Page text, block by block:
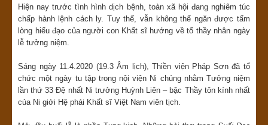
Hiện nay trước tình hình dịch bệnh, toàn xã hội đang nghiêm túc
chấp hành lệnh cách ly. Tuy thế, vẫn không thể ngăn được tấm
lòng hiếu đạo của người con Khất sĩ hướng về tổ thầy nhân ngày
lễ tưởng niệm.
Sáng ngày 11.4.2020 (19.3 Âm lịch), Thiền viện Pháp Sơn đã tổ
chức một ngày tu tập trong nội viện Ni chúng nhằm Tưởng niệm
lần thứ 33 Đệ nhất Ni trưởng Huỳnh Liên – bậc Thầy tôn kính nhất
của Ni giới Hệ phái Khất sĩ Việt Nam viên tịch.